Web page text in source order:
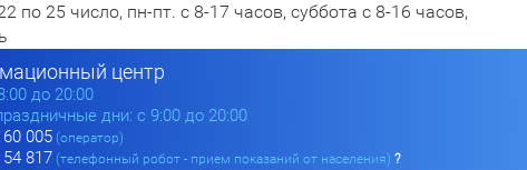
25 число, пн-пт. с 8-17 часов, суббота с 8-16 часов,
центр
до 20:00
дни: с 9:00 до 20:00
005 (оператор)
817 (телефонный робот - прием показаний от населения) ?